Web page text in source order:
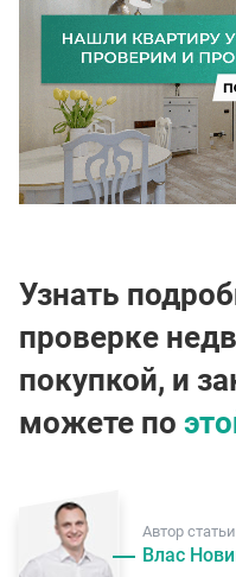
Узнать
проверке
покупкой, и
можете по
Автор статьи
Влас